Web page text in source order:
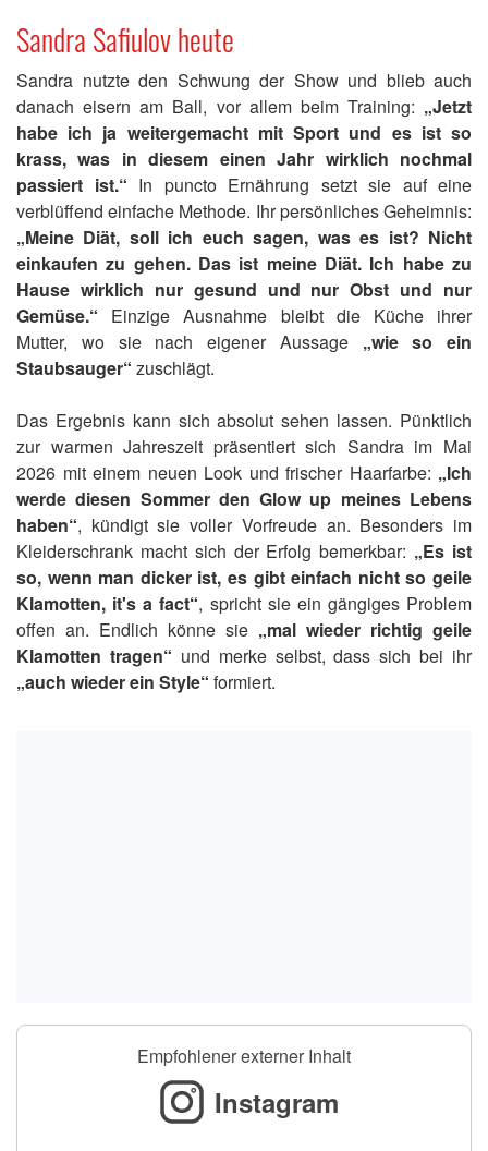
Sandra Safiulov heute
Sandra nutzte den Schwung der Show und blieb auch
danach eisern am Ball, vor allem beim Training: „Jetzt
habe ich ja weitergemacht mit Sport und es ist so
krass, was in diesem einen Jahr wirklich nochmal
passiert ist.“ In puncto Ernährung setzt sie auf eine
verblüffend einfache Methode. Ihr persönliches Geheimnis:
„Meine Diät, soll ich euch sagen, was es ist? Nicht
einkaufen zu gehen. Das ist meine Diät. Ich habe zu
Hause wirklich nur gesund und nur Obst und nur
Gemüse.“ Einzige Ausnahme bleibt die Küche ihrer
Mutter, wo sie nach eigener Aussage „wie so ein
Staubsauger“ zuschlägt.
Das Ergebnis kann sich absolut sehen lassen. Pünktlich
zur warmen Jahreszeit präsentiert sich Sandra im Mai
2026 mit einem neuen Look und frischer Haarfarbe: „Ich
werde diesen Sommer den Glow up meines Lebens
haben“, kündigt sie voller Vorfreude an. Besonders im
Kleiderschrank macht sich der Erfolg bemerkbar: „Es ist
so, wenn man dicker ist, es gibt einfach nicht so geile
Klamotten, it's a fact“, spricht sie ein gängiges Problem
offen an. Endlich könne sie „mal wieder richtig geile
Klamotten tragen“ und merke selbst, dass sich bei ihr
„auch wieder ein Style“ formiert.
Empfohlener externer Inhalt
Instagram